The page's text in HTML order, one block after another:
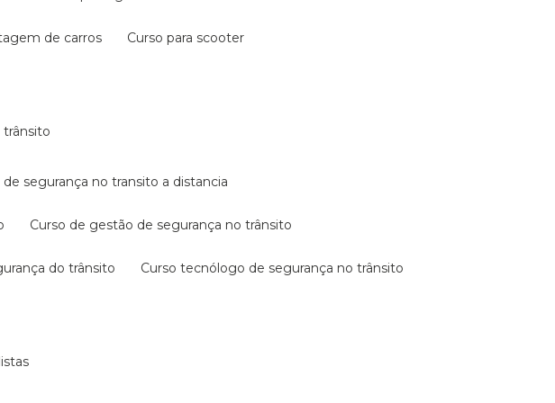
de carros curso para scooter
trânsito
de segurança no transito a distancia
curso de gestão de segurança no trânsito
do trânsito curso tecnólogo de segurança no trânsito